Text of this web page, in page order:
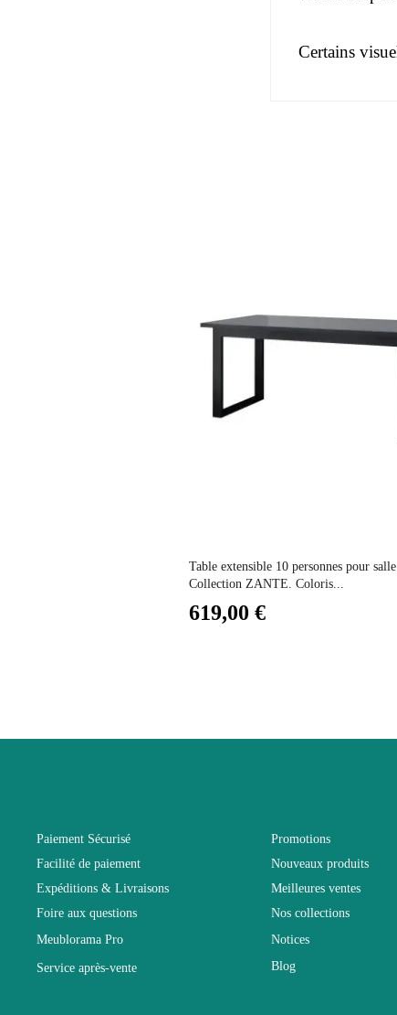
Certains
Dimensions
Profondeur
Vous devez
Table extensible 10 personnes pour
Collection ZANTE. Coloris...
619,00 €
Paiement Sécurisé
Facilité de paiement
Expéditions & Livraisons
Foire aux questions
Meublorama Pro
Service après-vente
Promotions
Nouveaux produits
Meilleures ventes
Nos collections
Notices
Blog